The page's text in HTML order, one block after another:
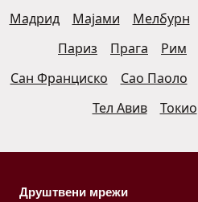
Мадрид
Мајами Мелбурн
Париз
Прага Рим
Сан Франциско
Сао Паоло
Тел Авив
Токио
Друштвени мрежи